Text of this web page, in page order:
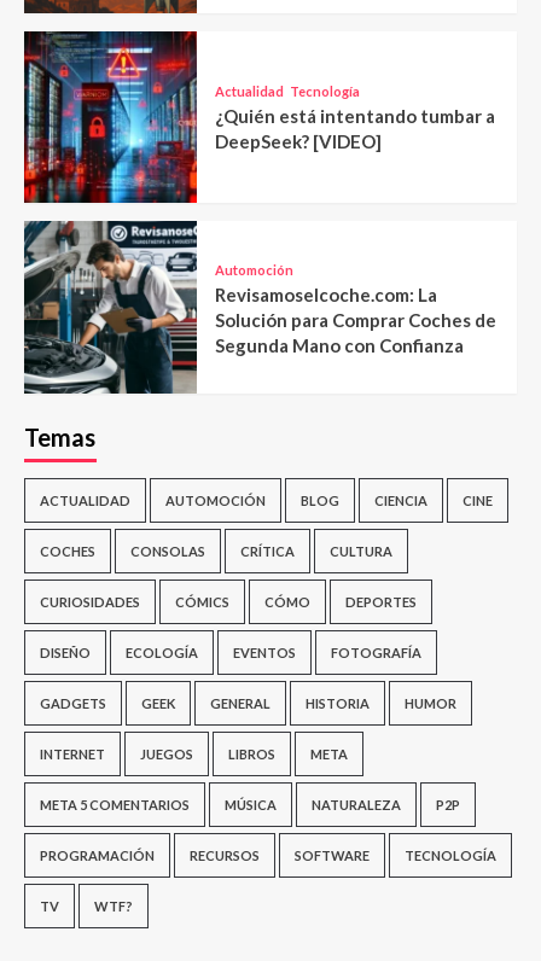
Actualidad Tecnología
¿Quién está intentando tumbar a
DeepSeek? [VIDEO]
Automoción
Revisamoselcoche.com: La
Solución para Comprar Coches de
Segunda Mano con Confianza
Temas
ACTUALIDAD AUTOMOCIÓN BLOG CIENCIA CINE
COCHES CONSOLAS CRÍTICA CULTURA
CURIOSIDADES CÓMICS CÓMO DEPORTES
DISEÑO ECOLOGÍA EVENTOS FOTOGRAFÍA
GADGETS GEEK GENERAL HISTORIA HUMOR
INTERNET JUEGOS LIBROS META
META 5 COMENTARIOS MÚSICA NATURALEZA P2P
PROGRAMACIÓN RECURSOS SOFTWARE TECNOLOGÍA
TV WTF?